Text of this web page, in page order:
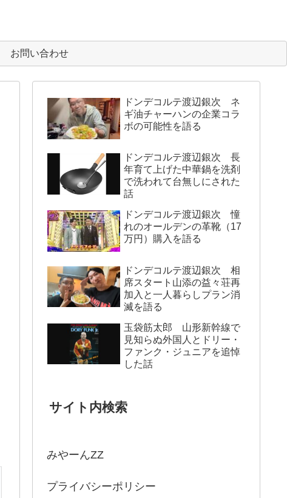
お問い合わせ
ドンデコルテ渡辺銀次 ネ
ギ油チャーハンの企業コラ
ボの可能性を語る
ドンデコルテ渡辺銀次 長
年育て上げた中華鍋を洗剤
で洗われて台無しにされた
話
ドンデコルテ渡辺銀次 憧
れのオールデンの革靴（17
万円）購入を語る
ドンデコルテ渡辺銀次 相
席スタート山添の益々荘再
加入と一人暮らしプラン消
滅を語る
玉袋筋太郎 山形新幹線で
見知らぬ外国人とドリー・
ファンク・ジュニアを追悼
した話
サイト内検索
みやーんZZ
プライバシーポリシー